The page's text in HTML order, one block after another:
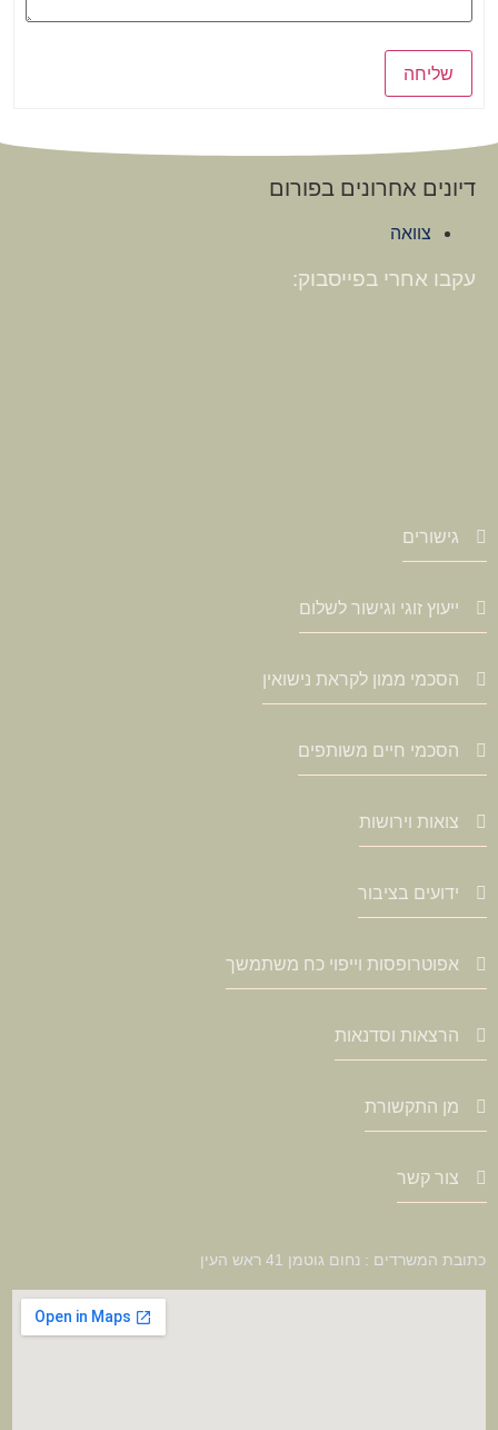
שליחה
דיונים אחרונים בפורום
צוואה
עקבו אחרי בפייסבוק:
גישורים
ייעוץ זוגי וגישור לשלום
הסכמי ממון לקראת נישואין
הסכמי חיים משותפים
צואות וירושות
ידועים בציבור
אפוטרופסות וייפוי כח משתמשך
הרצאות וסדנאות
מן התקשורת
צור קשר
כתובת המשרדים : נחום גוטמן 41 ראש העין